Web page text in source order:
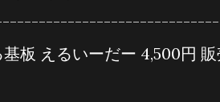
板 えるいーだー 4,500円 販